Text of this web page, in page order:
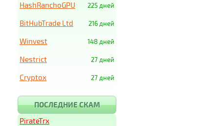
225 дней
HashRanchoGPU
216 дней
BitHubTrade Ltd
148 дней
Winvest
27 дней
Nestrict
27 дней
Cryptox
ПОСЛЕДНИЕ СКАМ
PirateTrx